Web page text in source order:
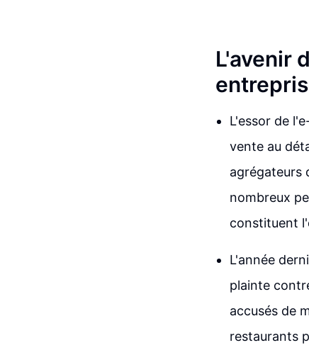
L'avenir
L'essor de
vente au
agrégateurs
nombreux
constituent
L'année
plainte
accusés de
restaurants